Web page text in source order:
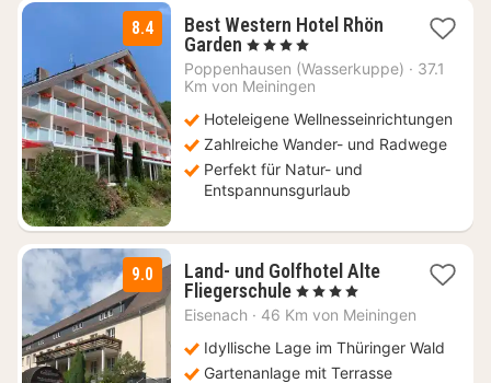
8.4
Best Western Hotel Rhön
Garden 1
Nacht
ab
108,90
€
, 4 Sterne
Poppenhausen (Wasserkuppe) · 37.1
Km von Meiningen
Hoteleigene Wellnesseinrichtungen
Zahlreiche Wander- und Radwege
Perfekt für Natur- und
Entspannunsgurlaub
9.0
Land- und Golfhotel Alte
Fliegerschule1
Nacht
74
€
, 4 Sterne
Eisenach · 46 Km von Meiningen
Idyllische Lage im Thüringer Wald
Gartenanlage mit Terrasse